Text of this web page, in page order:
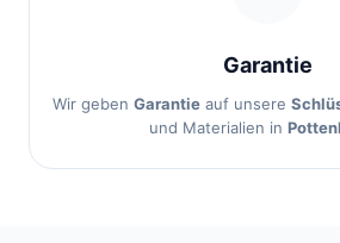
Garantie
Wir geben Garantieauf unsere
und Materialien in